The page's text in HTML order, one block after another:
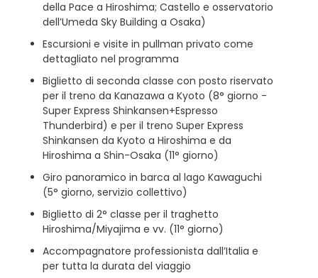
della Pace a Hiroshima; Castello e osservatorio
dell’Umeda Sky Building a Osaka)
Escursioni e visite in pullman privato come
dettagliato nel programma
Biglietto di seconda classe con posto riservato
per il treno da Kanazawa a Kyoto (8° giorno -
Super Express Shinkansen+Espresso
Thunderbird) e per il treno Super Express
Shinkansen da Kyoto a Hiroshima e da
Hiroshima a Shin-Osaka (11° giorno)
Giro panoramico in barca al lago Kawaguchi
(5° giorno, servizio collettivo)
Biglietto di 2° classe per il traghetto
Hiroshima/Miyajima e vv. (11° giorno)
Accompagnatore professionista dall’Italia e
per tutta la durata del viaggio